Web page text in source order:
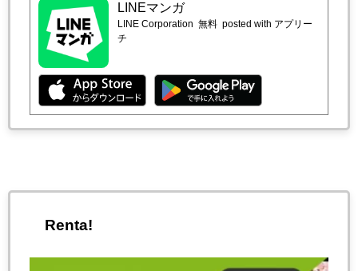
LINEマンガ
LINE Corporation 無料 posted with アプリー
チ
Renta!